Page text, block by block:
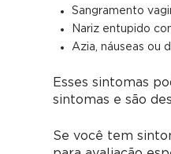
Sangramento
Nariz entupido
Azia, náuseas ou
Esses sintomas
sintomas e são
Se você tem